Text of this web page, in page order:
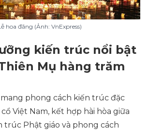
hoa đăng (Ảnh: VnExpress)
kiến trúc nổi bật
Mụ hàng trăm
phong cách kiến trúc đặc
Việt Nam, kết hợp hài hòa giữa
trúc Phật giáo và phong cách